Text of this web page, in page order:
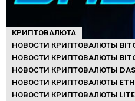
КРИПТОВАЛЮТА
НОВОСТИ КРИПТОВАЛЮТЫ
НОВОСТИ КРИПТОВАЛЮТЫ
НОВОСТИ КРИПТОВАЛЮТЫ
НОВОСТИ КРИПТОВАЛЮТЫ
НОВОСТИ КРИПТОВАЛЮТЫ